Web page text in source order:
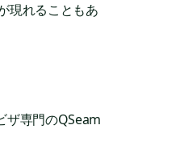
現れることもあ
ザ専門のQSeam